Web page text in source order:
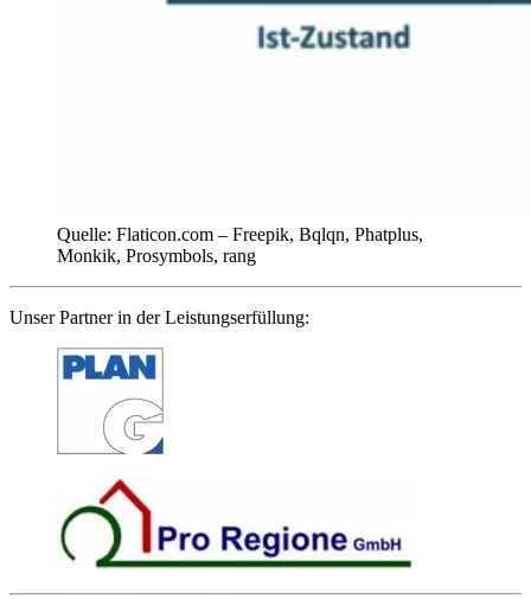
Quelle: Flaticon.com – Freepik, Bqlqn, Phatplus,
Monkik, Prosymbols, rang
Unser Partner in der Leistungserfüllung: